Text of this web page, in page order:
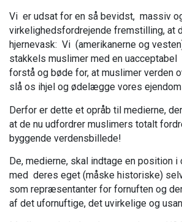
Vi er udsat for en så bevidst, massiv
virkelighedsfordrejende fremstilling, at
hjernevask: Vi (amerikanerne og
stakkels muslimer med en
forstå og bøde for, at muslimer verden
slå os ihjel og ødelægge vores
Derfor er dette et opråb til medierne,
at de nu udfordrer muslimers totalt
byggende verdensbillede!
De, medierne, skal indtage en position
med deres eget (måske historiske)
som repræsentanter for fornuften og
af det ufornuftige, det uvirkelige og